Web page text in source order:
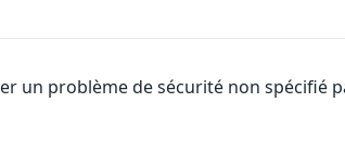
un problème de sécurité non spécifié